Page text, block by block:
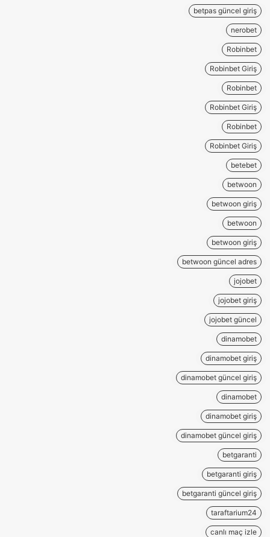
betpas güncel giriş
nerobet
Robinbet
Robinbet Giriş
Robinbet
Robinbet Giriş
Robinbet
Robinbet Giriş
betebet
betwoon
betwoon giriş
betwoon
betwoon giriş
betwoon güncel adres
jojobet
jojobet giriş
jojobet güncel
dinamobet
dinamobet giriş
dinamobet güncel giriş
dinamobet
dinamobet giriş
dinamobet güncel giriş
betgaranti
betgaranti giriş
betgaranti güncel giriş
taraftarium24
canlı maç izle